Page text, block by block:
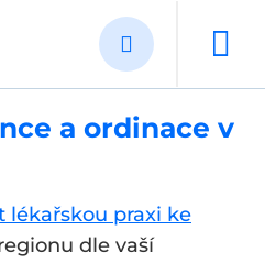
a ordinace v
lékařskou praxi ke
dle vaší